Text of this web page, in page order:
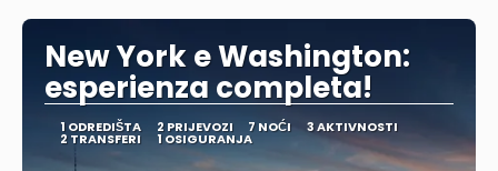
New York e Washington:
esperienza completa!
1 ODREDIŠTA 2 PRIJEVOZI 7 NOĆI 3 AKTIVNOSTI
2 TRANSFERI 1 OSIGURANJA